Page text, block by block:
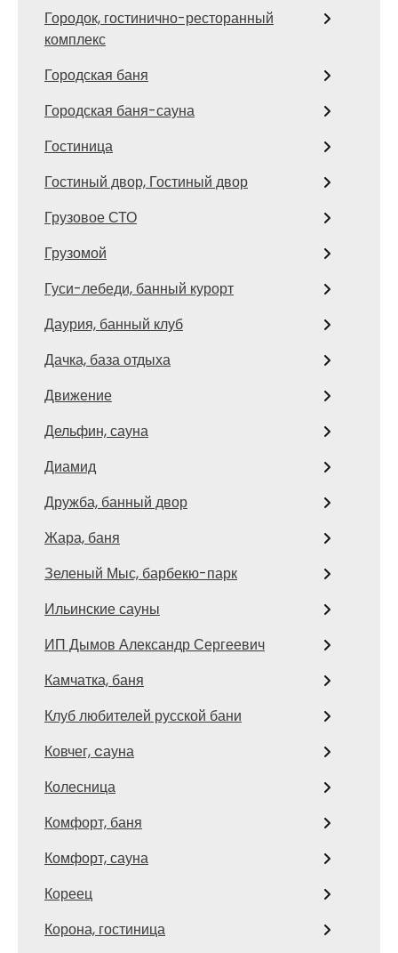
Городок, гостинично-ресторанный
комплекс
Городская баня
Городская баня-сауна
Гостиница
Гостиный двор, Гостиный двор
Грузовое СТО
Грузомой
Гуси-лебеди, банный курорт
Даурия, банный клуб
Дачка, база отдыха
Движение
Дельфин, сауна
Диамид
Дружба, банный двор
Жара, баня
Зеленый Мыс, барбекю-парк
Ильинские сауны
ИП Дымов Александр Сергеевич
Камчатка, баня
Клуб любителей русской бани
Ковчег, cауна
Колесница
Комфорт, баня
Комфорт, сауна
Кореец
Корона, гостиница